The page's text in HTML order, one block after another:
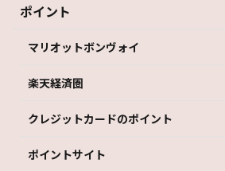
ポイント
マリオットボンヴォイ
楽天経済圏
クレジットカードのポイント
ポイントサイト